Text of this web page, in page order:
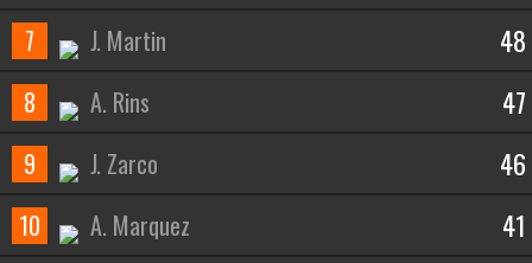
7 J. Martin 48
8 A. Rins 47
9 J. Zarco 46
10 A. Marquez 41